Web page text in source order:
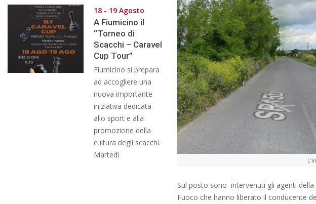
Sul posto sono intervenuti gli agenti della
Fuoco che hanno liberato il conducente
18 - 19 Agosto
A Fiumicino il
“Torneo di
Scacchi – Caravel
Cup Tour”
Fiumicino si prepara
ad accogliere una
nuova importante
iniziativa dedicata
allo sport e alla
promozione della
cultura degli scacchi.
Martedì